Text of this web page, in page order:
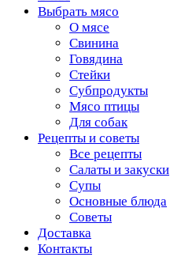
Выбрать мясо
О мясе
Свинина
Говядина
Стейки
Субпродукты
Мясо птицы
Для собак
Рецепты и советы
Все рецепты
Салаты и закуски
Супы
Основные блюда
Советы
Доставка
Контакты